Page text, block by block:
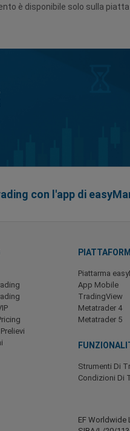
è disponibile solo sulla
con l'app di
Piattarma
App Mobile
TradingView
Metatrader 4
Metatrader 5
Strumenti Di
Condizioni Di
EF Worldwide